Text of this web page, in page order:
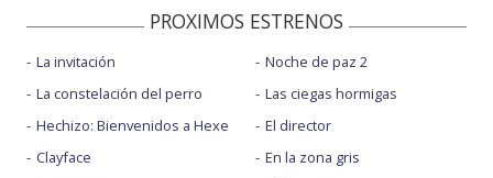
PROXIMOS ESTRENOS
La invitación
La constelación del perro
Hechizo: Bienvenidos a Hexe
Clayface
Noche de paz 2
Las ciegas hormigas
El director
En la zona gris